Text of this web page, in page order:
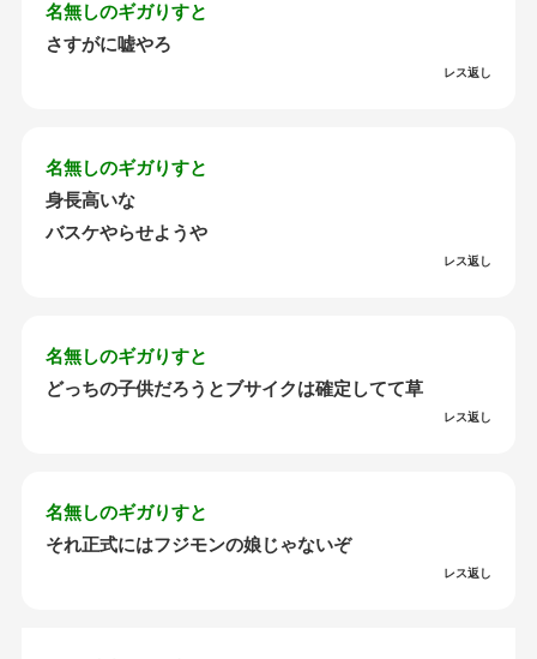
名無しのギガりすと
さすがに嘘やろ
レス返し
名無しのギガりすと
身長高いな
バスケやらせようや
レス返し
名無しのギガりすと
どっちの子供だろうとブサイクは確定してて草
レス返し
名無しのギガりすと
それ正式にはフジモンの娘じゃないぞ
レス返し